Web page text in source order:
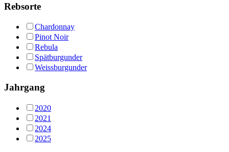
Rebsorte
Chardonnay
Pinot Noir
Rebula
Spätburgunder
Weissburgunder
Jahrgang
2020
2021
2024
2025